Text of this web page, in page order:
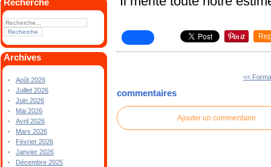
Recherche
Archives
Août 2026
Juillet 2026
Juin 2026
Mai 2026
Avril 2026
Mars 2026
Février 2026
Janvier 2026
Décembre 2025
<<
commentaires
Ajouter un commentaire